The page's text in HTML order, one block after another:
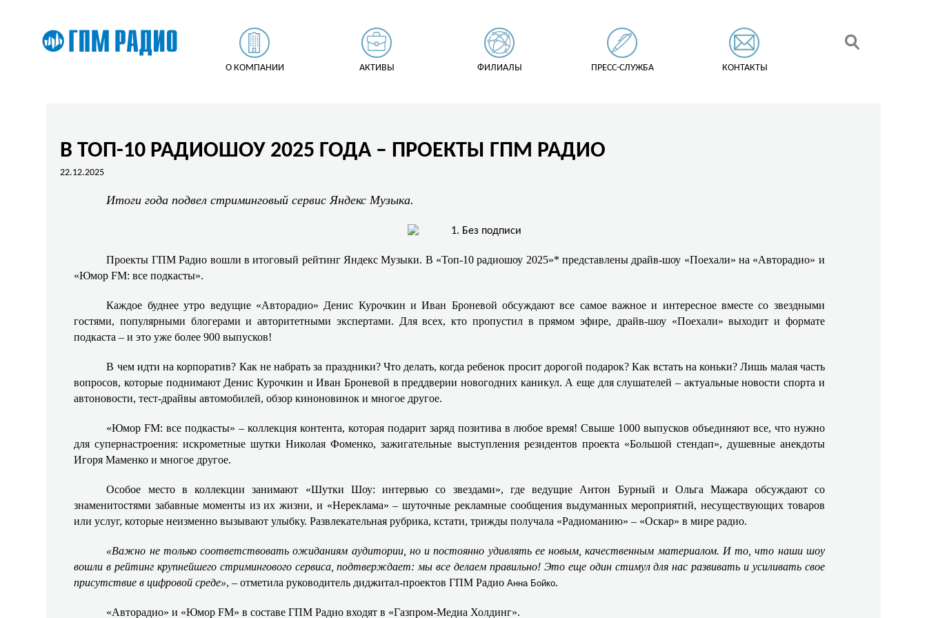
О КОМПАНИИ АКТИВЫ ФИЛИАЛЫ ПРЕСС-СЛУЖБА КОНТАКТЫ
В ТОП-10 РАДИОШОУ 2025 ГОДА – ПРОЕКТЫ ГПМ РАДИО
22.12.2025
Итоги года подвел стриминговый сервис Яндекс Музыка.
Проекты ГПМ Радио вошли в итоговый рейтинг Яндекс Музыки. В «Топ-10 радиошоу 2025»* представлены драйв-шоу «Поехали» на «Авторадио» и
«Юмор FM: все подкасты».
Каждое буднее утро ведущие «Авторадио» Денис Курочкин и Иван Броневой обсуждают все самое важное и интересное вместе со звездными
гостями, популярными блогерами и авторитетными экспертами. Для всех, кто пропустил в прямом эфире, драйв-шоу «Поехали» выходит и формате
подкаста – и это уже более 900 выпусков!
В чем идти на корпоратив? Как не набрать за праздники? Что делать, когда ребенок просит дорогой подарок? Как встать на коньки? Лишь малая часть
вопросов, которые поднимают Денис Курочкин и Иван Броневой в преддверии новогодних каникул. А еще для слушателей – актуальные новости спорта и
автоновости, тест-драйвы автомобилей, обзор киноновинок и многое другое.
«Юмор FM: все подкасты» – коллекция контента, которая подарит заряд позитива в любое время! Свыше 1000 выпусков объединяют все, что нужно
для супернастроения: искрометные шутки Николая Фоменко, зажигательные выступления резидентов проекта «Большой стендап», душевные анекдоты
Игоря Маменко и многое другое.
Особое место в коллекции занимают «Шутки Шоу: интервью со звездами», где ведущие Антон Бурный и Ольга Мажара обсуждают со
знаменитостями забавные моменты из их жизни, и «Нереклама» – шуточные рекламные сообщения выдуманных мероприятий, несуществующих товаров
или услуг, которые неизменно вызывают улыбку. Развлекательная рубрика, кстати, трижды получала «Радиоманию» – «Оскар» в мире радио.
«Важно не только соответствовать ожиданиям аудитории, но и постоянно удивлять ее новым, качественным материалом. И то, что наши шоу
вошли в рейтинг крупнейшего стримингового сервиса, подтверждает: мы все делаем правильно! Это еще один стимул для нас развивать и усиливать свое
присутствие в цифровой среде», – отметила руководитель диджитал-проектов ГПМ РадиоАнна Бойко.
«Авторадио» и «Юмор FM» в составе ГПМ Радио входят в «Газпром-Медиа Холдинг».